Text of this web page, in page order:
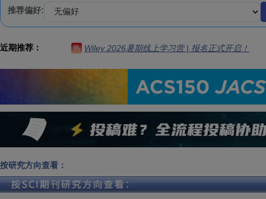
推荐偏好:
近期推荐： 热 Wiley 2026暑期线上学习营 | 报名正式开启！
按研究方向查看：